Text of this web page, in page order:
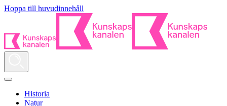
Hoppa till huvudinnehåll
Historia
Natur